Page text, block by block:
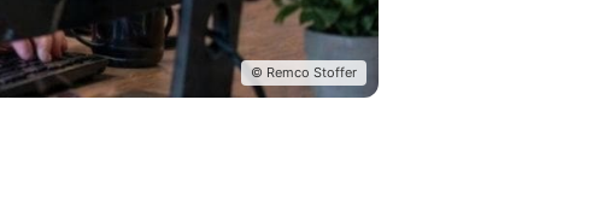
© Remco Stoffer